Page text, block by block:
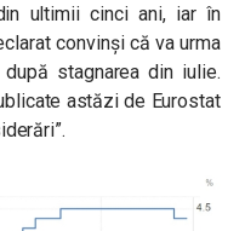
ultimii cinci ani, iar în
convinși că va urma
stagnarea din iulie.
astăzi de Eurostat